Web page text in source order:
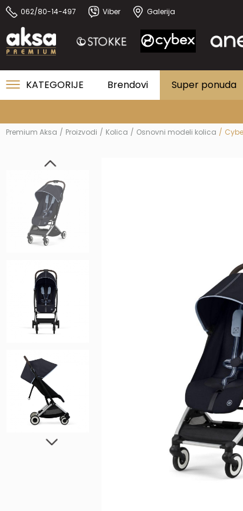
062/80-14-497 Viber Galerija
KATEGORIJE Brendovi Super ponuda
Premium Aksa Proizvodi Kolica Osnovni modeli kolica